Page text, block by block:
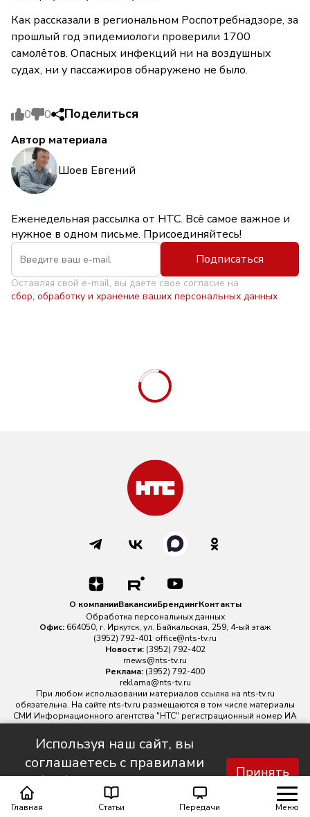
Главная Статьи Передачи Меню
Как рассказали в региональном Роспотребнадзоре, за
прошлый год эпидемиологи проверили 1700
самолётов. Опасных инфекций ни на воздушных
судах, ни у пассажиров обнаружено не было.
0 0 Поделиться
Автор материала
Шоев Евгений
Еженедельная рассылка от НТС. Всё самое важное и
нужное в одном письме. Присоединяйтесь!
Подписаться
Оставляя свой e-mail, вы даете свое согласие на
сбор, обработку и хранение ваших персональных данных
Используя наш сайт, вы
соглашаетесь с правилами
обработки персональных
данных.
Принять
О компанииВакансииБрендингКонтакты
Обработка персональных данных
Офис: 664050, г. Иркутск, ул. Байкальская, 259, 4-ый этаж
(3952) 792-401 office@nts-tv.ru
Новости: (3952) 792-402
rnews@nts-tv.ru
Реклама: (3952) 792-400
reklama@nts-tv.ru
При любом использовании материалов ссылка на nts-tv.ru
обязательна. На сайте nts-tv.ru размещаются в том числе материалы
СМИ Информационного агентства "НТС" регистрационный номер ИА
№ ФС 77 - 88763 зарегистрировано Федеральной службой по
надзору в сфере связи, информационных технологий и массовых
коммуникаций.
Главный редактор ИА "НТС" Иштулкин Евгений Александрович16+